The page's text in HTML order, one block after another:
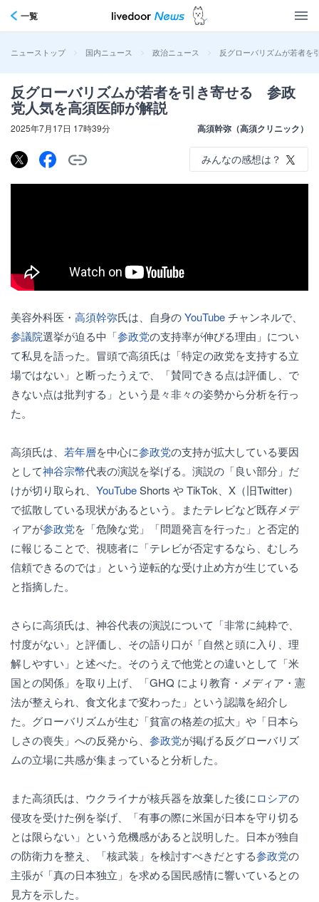
一覧
ニューストップ > 国内ニュース > 政治ニュース > 反グローバリズムが若者
反グローバリズムが若者を引き寄せる 参政
党人気を高須医師が解説
2025年7月17日 17時39分 高須幹弥（高須クリニック）
みんなの感想は？
美容外科医・ 高須幹弥氏は、自身のYouTubeチャンネルで、
参議院選挙が迫る中「参政党の支持率が伸びる理由」につい
て私見を語った。冒頭で高須氏は「特定の政党を支持する立
場ではない」と断ったうえで、「賛同できる点は評価し、で
きない点は批判する」という是々非々の姿勢から分析を行っ
た。
高須氏は、 若年層を中心に参政党の支持が拡大している要因
として神谷宗幣代表の演説を挙げる。演説の「良い部分」だ
けが切り取られ、 YouTubeShorts や TikTok、X（旧Twitter）
で拡散している現状があるという。またテレビなど既存メデ
ィアが参政党を「危険な党」「問題発言を行った」と否定的
に報じることで、視聴者に「テレビが否定するなら、むしろ
信頼できるのでは」という逆転的な受け止め方が生じている
と指摘した。
さらに高須氏は、神谷代表の演説について「非常に純粋で、
忖度がない」と評価し、その語り口が「自然と頭に入り、理
解しやすい」と述べた。そのうえで他党との違いとして「米
国との関係」を取り上げ、「GHQ により教育・メディア・憲
法が整えられ、食文化まで変わった」という認識を紹介し
た。グローバリズムが生む「貧富の格差の拡大」や「日本ら
しさの喪失」への反発から、 参政党が掲げる反グローバリズ
ムの立場に共感が集まっていると分析した。
また高須氏は、ウクライナが核兵器を放棄した後にロシアの
侵攻を受けた例を挙げ、「有事の際に米国が日本を守り切る
とは限らない」という危機感があると説明した。日本が独自
の防衛力を整え、「核武装」を検討すべきだとする参政党の
主張が「真の日本独立」を求める国民感情に響いているとの
見方を示した。